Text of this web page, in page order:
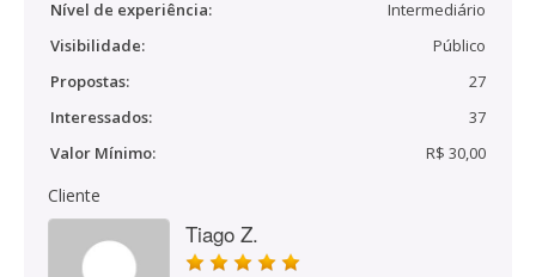
Nível de experiência:
Intermediário
Visibilidade:
Público
Propostas:
27
Interessados:
37
Valor Mínimo:
R$ 30,00
Cliente
Tiago Z.